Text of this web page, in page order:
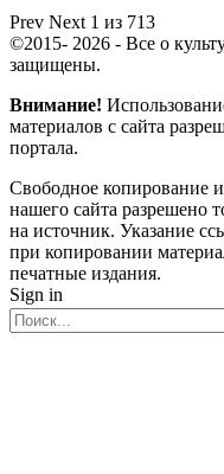
Prev Next 1 из 713
©2015- 2026 - Все о
защищены.
Внимание!
материалов с сайта
портала.
Свободное копирование
нашего сайта разрешено
на источник. Указание
при копировании
печатные издания.
Sign in